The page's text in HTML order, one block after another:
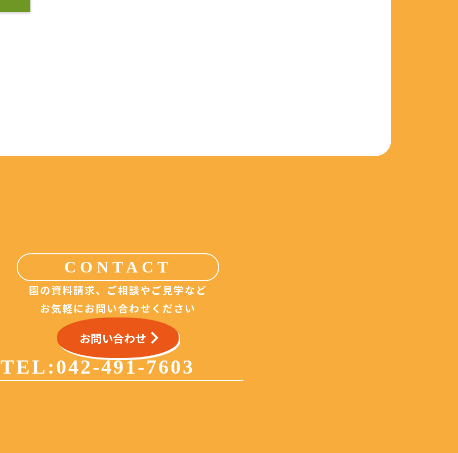
CONTACT
園の資料請求、ご相談やご見学など
お気軽にお問い合わせください
お問い合わせkeyboard_arrow_right
TEL:042-491-7603